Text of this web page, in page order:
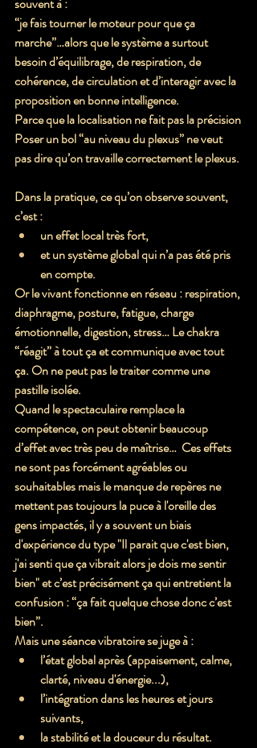
souvent à :
“je fais tourner le moteur pour que ça
marche”…alors que le système a surtout
besoin d’équilibrage, de respiration, de
cohérence, de circulation et d’interagir avec la
proposition en bonne intelligence.
Parce que la localisation ne fait pas la précision
Poser un bol “au niveau du plexus” ne veut
pas dire qu’on travaille correctement le plexus.
Dans la pratique, ce qu’on observe souvent,
c’est :
un effet local très fort,
et un système global qui n’a pas été pris
en compte.
Or le vivant fonctionne en réseau : respiration,
diaphragme, posture, fatigue, charge
émotionnelle, digestion, stress… Le chakra
“réagit” à tout ça et communique avec tout
ça. On ne peut pas le traiter comme une
pastille isolée.
Quand le spectaculaire remplace la
compétence, on peut obtenir beaucoup
d’effet avec très peu de maîtrise… Ces effets
ne sont pas forcément agréables ou
souhaitables mais le manque de repères ne
mettent pas toujours la puce à l'oreille des
gens impactés, il y a souvent un biais
d'expérience du type "Il parait que c'est bien,
j'ai senti que ça vibrait alors je dois me sentir
bien" et c’est précisément ça qui entretient la
confusion : “ça fait quelque chose donc c’est
bien”.
Mais une séance vibratoire se juge à :
l’état global après (appaisement, calme,
clarté, niveau d'énergie...),
l’intégration dans les heures et jours
suivants,
la stabilité et la douceur du résultat.